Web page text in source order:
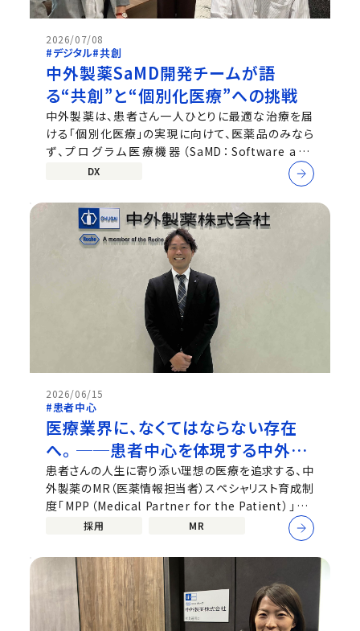
2026/07/08
#デジタル#共創
中外製薬SaMD開発チームが語
る“共創”と“個別化医療”への挑戦
中外製薬は、患者さん一人ひとりに最適な治療を届
ける「個別化医療」の実現に向けて、医薬品のみなら
ず、プログラム医療機器（SaMD：Software as a
Medical Device）の開発にも挑戦しています。SaMD
はAIなどのソフトウェア技術を活用し、診断や治療の
精度向上を支援する医療機器です。特にAIによる画像
解析を活用した診断支援は、従来の医薬...
DX
2026/06/15
#患者中心
医療業界に、なくてはならない存在
へ。 ──患者中心を体現する中外製
薬のMPP
患者さんの人生に寄り添い理想の医療を追求する、中
外製薬のMR（医薬情報担当者）スペシャリスト育成制
度「MPP（Medical Partner for the Patient）」。そ
の中で優れた成果を体現し営業モデルを創出する
「MRプロフェッショナル（MPPプロ）」第1号に任命さ
れた鎌田が、制度の意義と変化する医療現場でのMR
の価値を語る。 ※中外製薬公式talent...
採用 MR